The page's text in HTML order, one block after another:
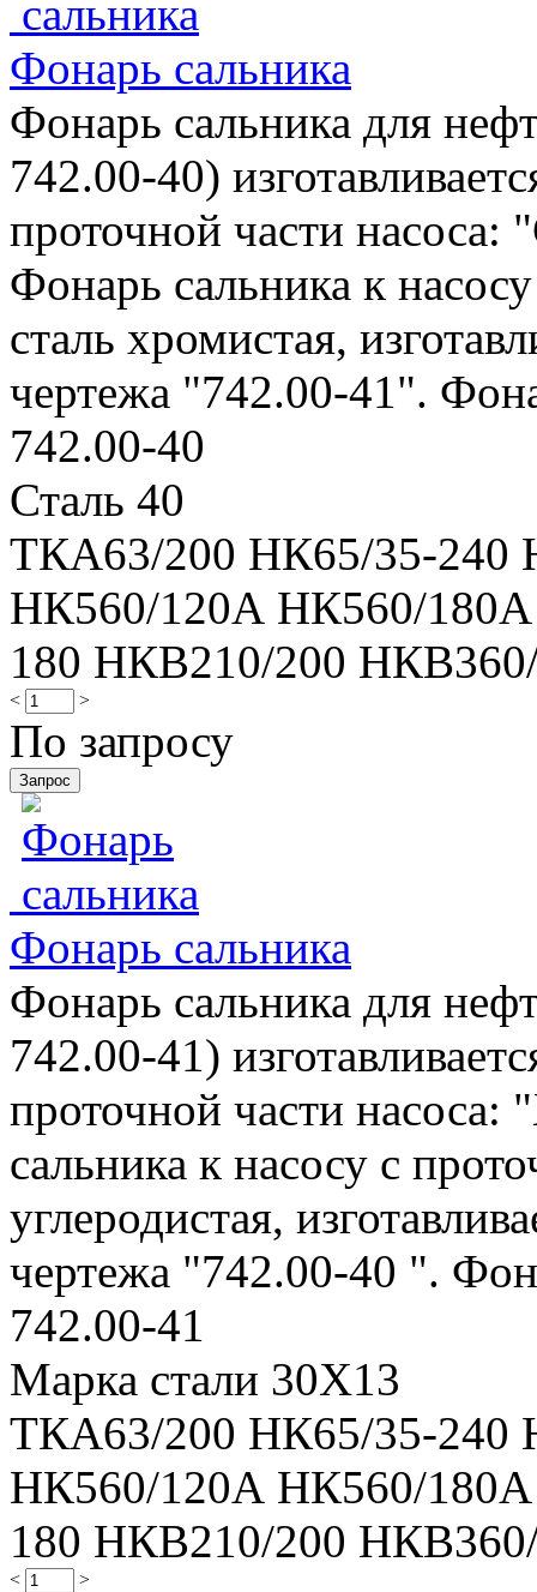
Фонарь сальника
Фонарь сальника для
742.00-40)
проточной части насоса:
Фонарь сальника к
сталь хромистая,
чертежа "742.00-41".
742.00-40
Сталь 40
ТКА63/200 НК65/35-240
НК560/120А НК560/
180 НКВ210/200
< >
По запросу
Фонарь сальника
Фонарь сальника для
742.00-41)
проточной части
сальника к насосу с
углеродистая,
чертежа "742.00-40 ".
742.00-41
Марка стали 30Х13
ТКА63/200 НК65/35-240
НК560/120А НК560/
180 НКВ210/200
< >